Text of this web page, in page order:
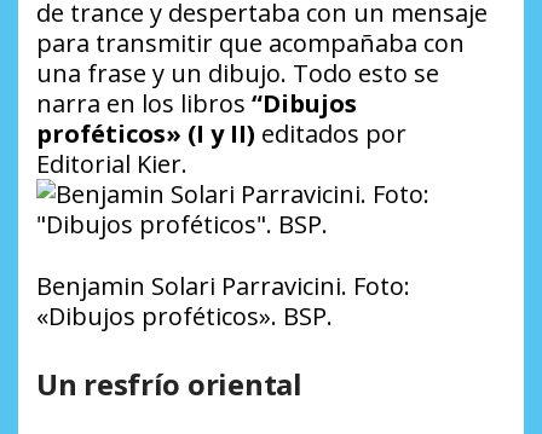
de trance y despertaba con un mensaje
para transmitir que acompañaba con
una frase y un dibujo. Todo esto se
narra en los libros “Dibujos
proféticos» (I y II) editados por
Editorial Kier.
Benjamin Solari Parravicini. Foto:
«Dibujos proféticos». BSP.
Un resfrío oriental